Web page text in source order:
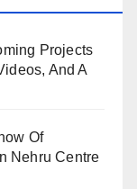
Projects
And A
Of
Nehru Centre